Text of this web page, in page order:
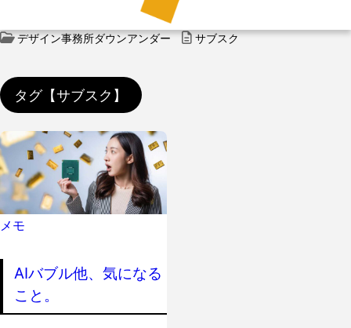
デザイン事務所ダウンアンダー サブスク
タグ【サブスク】
メモ
AIバブル他、気になる
こと。